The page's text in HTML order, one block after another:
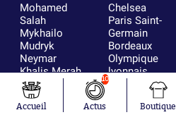
Mohamed
Salah
Mykhailo
Mudryk
Neymar
Khalis Merah
Loïs Openda
Moussa
Niakhaté
Chelsea
Paris Saint-
Germain
Bordeaux
Olympique
lyonnais
FIFA
Real Madrid
RC Strasbourg
Accueil
10
Actus Boutique